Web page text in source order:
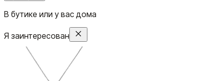
В бутике или у вас дома
Я заинтересован